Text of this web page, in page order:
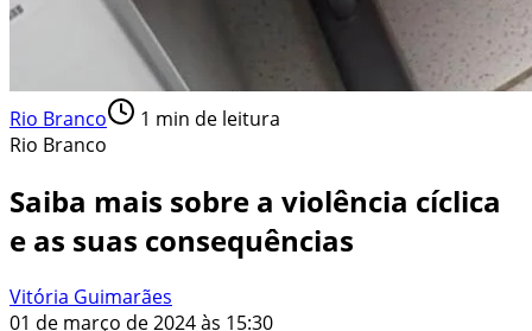
Rio Branco 1 min de leitura
Rio Branco
Saiba mais sobre a violência cíclica
e as suas consequências
Vitória Guimarães
01 de março de 2024 às 15:30